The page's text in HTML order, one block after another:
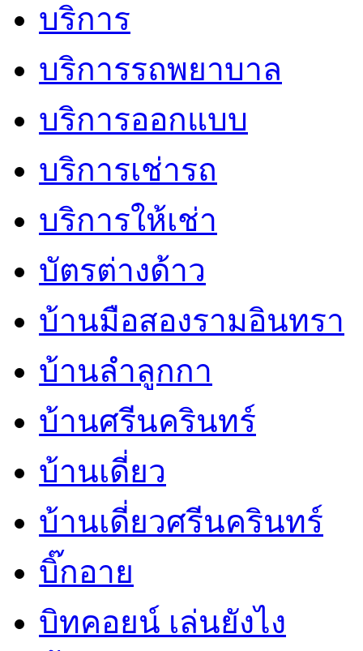
บริการ
บริการรถพยาบาล
บริการออกแบบ
บริการเช่ารถ
บริการให้เช่า
บัตรต่างด้าว
บ้านมือสองรามอินทรา
บ้านลำลูกกา
บ้านศรีนครินทร์
บ้านเดี่ยว
บ้านเดี่ยวศรีนครินทร์
บิ๊กอาย
บิทคอยน์ เล่นยังไง